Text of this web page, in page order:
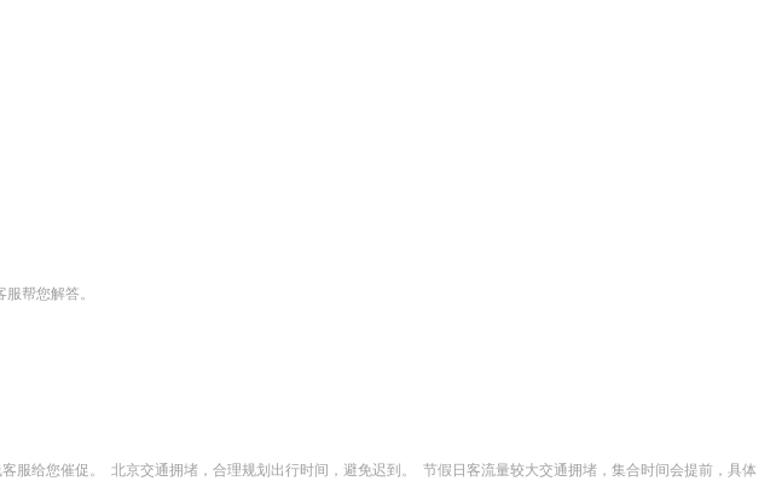
帮您解答。
给您催促。  北京交通拥堵，合理规划出行时间，避免迟到。  节假日客流量较大交通拥堵，集合时间会提前，具体